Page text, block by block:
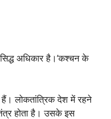
अधिकार है।’कश्चन के
लोकतांत्रिक देश में रहने
होता है। उसके इस